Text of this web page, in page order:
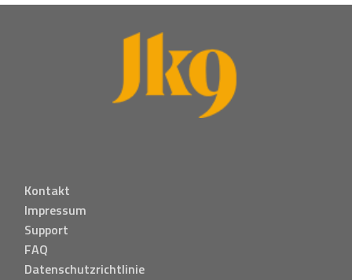
Kontakt
Impressum
Support
FAQ
Datenschutzrichtlinie